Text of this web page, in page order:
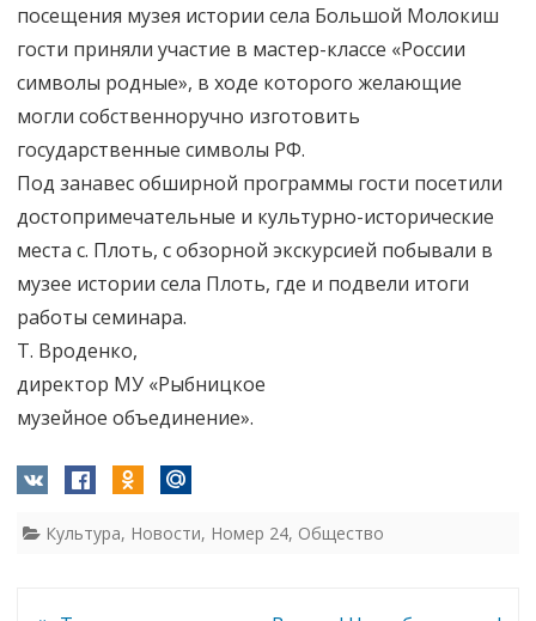
посещения музея истории села Большой Молокиш
гости приняли участие в мастер-классе «России
символы родные», в ходе которого желающие
могли собственноручно изготовить
государственные символы РФ.
Под занавес обширной программы гости посетили
достопримечательные и культурно-исторические
места с. Плоть, с обзорной экскурсией побывали в
музее истории села Плоть, где и подвели итоги
работы семинара.
Т. Вроденко,
директор МУ «Рыбницкое
музейное объединение».
Культура, Новости, Номер 24, Общество